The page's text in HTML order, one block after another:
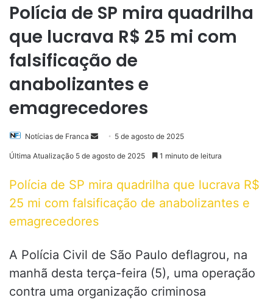
Polícia de SP mira quadrilha
que lucrava R$ 25 mi com
falsificação de
anabolizantes e
emagrecedores
Notícias de Franca
Mande
mail
5 de agosto de 2025
Última Atualização 5 de agosto de 2025 1 minuto de leitura
Polícia de SP mira quadrilha que lucrava R$
25 mi com falsificação de anabolizantes e
emagrecedores
A Polícia Civil de São Paulo deflagrou, na
manhã desta terça-feira (5), uma operação
contra uma organização criminosa